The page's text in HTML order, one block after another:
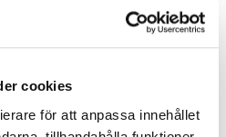
cookies
för att anpassa innehållet
sin plats inom konstnärliga och
unika metallskulpturer,
Den fina kontrollen och
gör det möjligt för